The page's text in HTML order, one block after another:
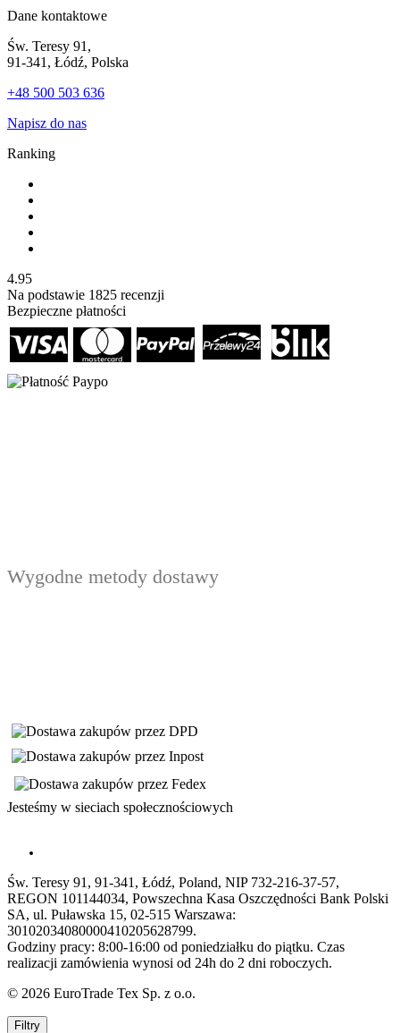
Dane kontaktowe
Św. Teresy 91,
91-341, Łódź, Polska
+48 500 503 636
Napisz do nas
Ranking
4.95
Na podstawie 1825 recenzji
Bezpieczne płatności
Wygodne metody dostawy
Jesteśmy w sieciach społecznościowych
Św. Teresy 91, 91-341, Łódź, Poland, NIP 732-216-37-57,
REGON 101144034, Powszechna Kasa Oszczędności Bank Polski
SA, ul. Puławska 15, 02-515 Warszawa:
30102034080000410205628799.
Godziny pracy: 8:00-16:00 od poniedziałku do piątku. Czas
realizacji zamówienia wynosi od 24h do 2 dni roboczych.
© 2026 EuroTrade Tex Sp. z o.o.
Filtry